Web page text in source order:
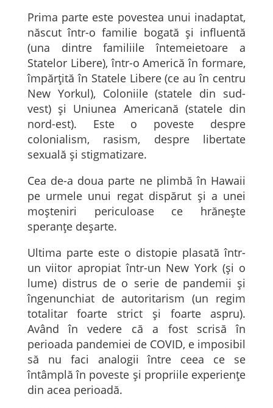
Prima parte este povestea unui inadaptat,
născut într-o familie bogată și influentă
(una dintre familiile întemeietoare a
Statelor Libere), într-o Americă în formare,
împărțită în Statele Libere (ce au în centru
New Yorkul), Coloniile (statele din sud-
vest) și Uniunea Americană (statele din
nord-est). Este o poveste despre
colonialism, rasism, despre libertate
sexuală și stigmatizare.
Cea de-a doua parte ne plimbă în Hawaii
pe urmele unui regat dispărut și a unei
moșteniri periculoase ce hrănește
speranțe deșarte.
Ultima parte este o distopie plasată într-
un viitor apropiat într-un New York (și o
lume) distrus de o serie de pandemii și
îngenunchiat de autoritarism (un regim
totalitar foarte strict și foarte aspru).
Având în vedere că a fost scrisă în
perioada pandemiei de COVID, e imposibil
să nu faci analogii între ceea ce se
întâmplă în poveste și propriile experiențe
din acea perioadă.